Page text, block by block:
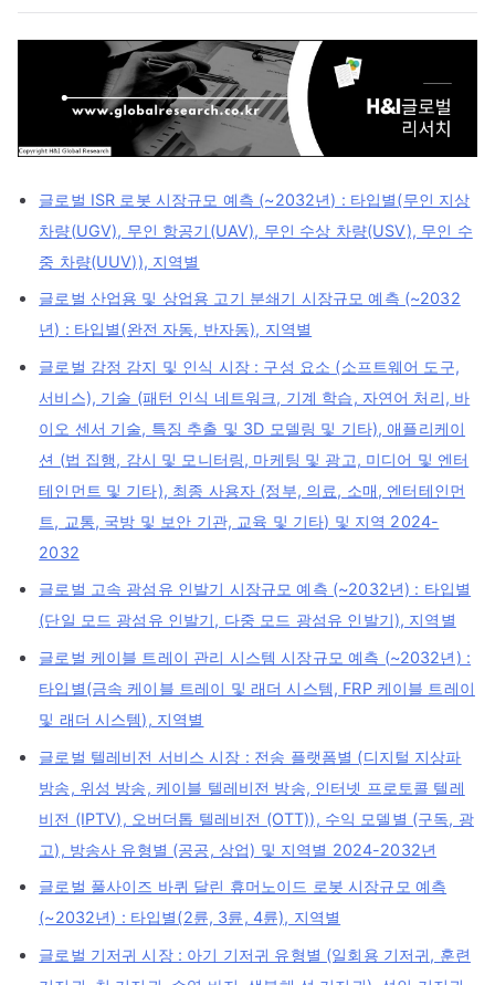
글로벌 ISR 로봇 시장규모 예측 (~2032년) : 타입별(무인 지상
차량(UGV), 무인 항공기(UAV), 무인 수상 차량(USV), 무인 수
중 차량(UUV)), 지역별
글로벌 산업용 및 상업용 고기 분쇄기 시장규모 예측 (~2032
년) : 타입별(완전 자동, 반자동), 지역별
글로벌 감정 감지 및 인식 시장 : 구성 요소 (소프트웨어 도구,
서비스), 기술 (패턴 인식 네트워크, 기계 학습, 자연어 처리, 바
이오 센서 기술, 특징 추출 및 3D 모델링 및 기타), 애플리케이
션 (법 집행, 감시 및 모니터링, 마케팅 및 광고, 미디어 및 엔터
테인먼트 및 기타), 최종 사용자 (정부, 의료, 소매, 엔터테인먼
트, 교통, 국방 및 보안 기관, 교육 및 기타) 및 지역 2024-
2032
글로벌 고속 광섬유 인발기 시장규모 예측 (~2032년) : 타입별
(단일 모드 광섬유 인발기, 다중 모드 광섬유 인발기), 지역별
글로벌 케이블 트레이 관리 시스템 시장규모 예측 (~2032년) :
타입별(금속 케이블 트레이 및 래더 시스템, FRP 케이블 트레이
및 래더 시스템), 지역별
글로벌 텔레비전 서비스 시장 : 전송 플랫폼별 (디지털 지상파
방송, 위성 방송, 케이블 텔레비전 방송, 인터넷 프로토콜 텔레
비전 (IPTV), 오버더톱 텔레비전 (OTT)), 수익 모델별 (구독, 광
고), 방송사 유형별 (공공, 상업) 및 지역별 2024-2032년
글로벌 풀사이즈 바퀴 달린 휴머노이드 로봇 시장규모 예측
(~2032년) : 타입별(2륜, 3륜, 4륜), 지역별
글로벌 기저귀 시장 : 아기 기저귀 유형별 (일회용 기저귀, 훈련